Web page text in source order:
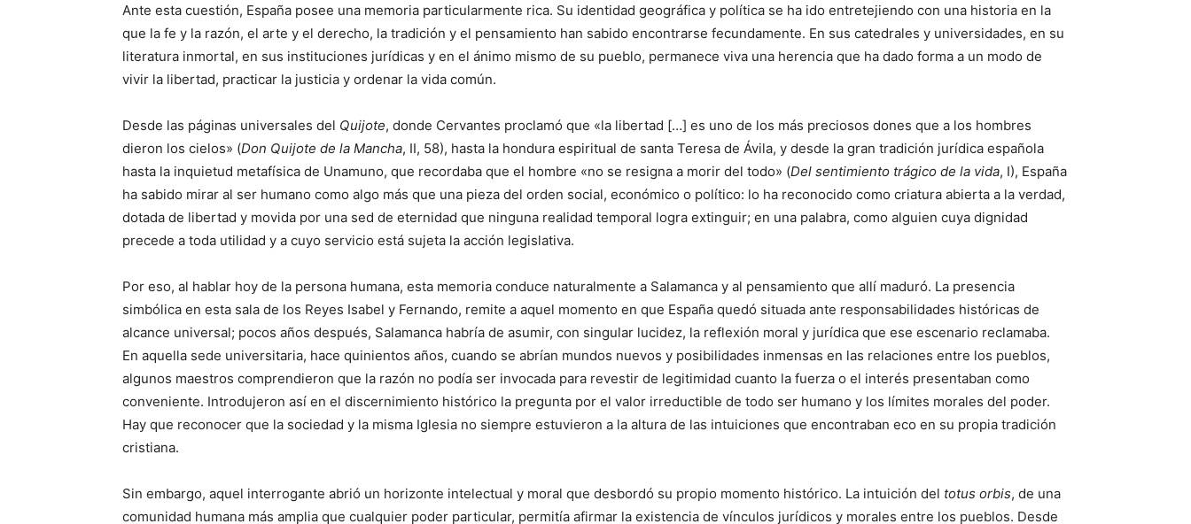
Ante esta cuestión, España posee una memoria particularmente rica. Su identidad geográfica y política se ha ido entretejiendo con una historia en la
que la fe y la razón, el arte y el derecho, la tradición y el pensamiento han sabido encontrarse fecundamente. En sus catedrales y universidades, en su
literatura inmortal, en sus instituciones jurídicas y en el ánimo mismo de su pueblo, permanece viva una herencia que ha dado forma a un modo de
vivir la libertad, practicar la justicia y ordenar la vida común.
Desde las páginas universales del Quijote, donde Cervantes proclamó que «la libertad […] es uno de los más preciosos dones que a los hombres
dieron los cielos» (Don Quijote de la Mancha, II, 58), hasta la hondura espiritual de santa Teresa de Ávila, y desde la gran tradición jurídica española
hasta la inquietud metafísica de Unamuno, que recordaba que el hombre «no se resigna a morir del todo» (Del sentimiento trágico de la vida, I), España
ha sabido mirar al ser humano como algo más que una pieza del orden social, económico o político: lo ha reconocido como criatura abierta a la verdad,
dotada de libertad y movida por una sed de eternidad que ninguna realidad temporal logra extinguir; en una palabra, como alguien cuya dignidad
precede a toda utilidad y a cuyo servicio está sujeta la acción legislativa.
Por eso, al hablar hoy de la persona humana, esta memoria conduce naturalmente a Salamanca y al pensamiento que allí maduró. La presencia
simbólica en esta sala de los Reyes Isabel y Fernando, remite a aquel momento en que España quedó situada ante responsabilidades históricas de
alcance universal; pocos años después, Salamanca habría de asumir, con singular lucidez, la reflexión moral y jurídica que ese escenario reclamaba.
En aquella sede universitaria, hace quinientos años, cuando se abrían mundos nuevos y posibilidades inmensas en las relaciones entre los pueblos,
algunos maestros comprendieron que la razón no podía ser invocada para revestir de legitimidad cuanto la fuerza o el interés presentaban como
conveniente. Introdujeron así en el discernimiento histórico la pregunta por el valor irreductible de todo ser humano y los límites morales del poder.
Hay que reconocer que la sociedad y la misma Iglesia no siempre estuvieron a la altura de las intuiciones que encontraban eco en su propia tradición
cristiana.
Sin embargo, aquel interrogante abrió un horizonte intelectual y moral que desbordó su propio momento histórico. La intuición del totus orbis, de una
comunidad humana más amplia que cualquier poder particular, permitía afirmar la existencia de vínculos jurídicos y morales entre los pueblos. Desde